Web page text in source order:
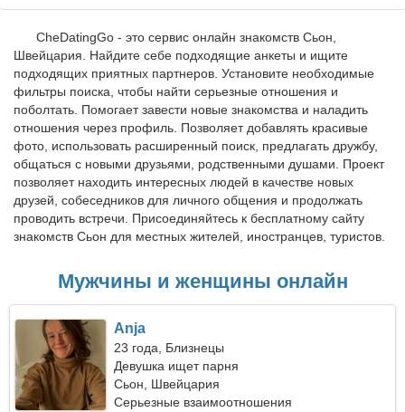
CheDatingGo - это сервис онлайн знакомств Сьон,
Швейцария. Найдите себе подходящие анкеты и ищите
подходящих приятных партнеров. Установите необходимые
фильтры поиска, чтобы найти серьезные отношения и
поболтать. Помогает завести новые знакомства и наладить
отношения через профиль. Позволяет добавлять красивые
фото, использовать расширенный поиск, предлагать дружбу,
общаться с новыми друзьями, родственными душами. Проект
позволяет находить интересных людей в качестве новых
друзей, собеседников для личного общения и продолжать
проводить встречи. Присоединяйтесь к бесплатному сайту
знакомств Сьон для местных жителей, иностранцев, туристов.
Мужчины и женщины онлайн
Anja
23 года, Близнецы
Девушка ищет парня
Сьон, Швейцария
Серьезные взаимоотношения